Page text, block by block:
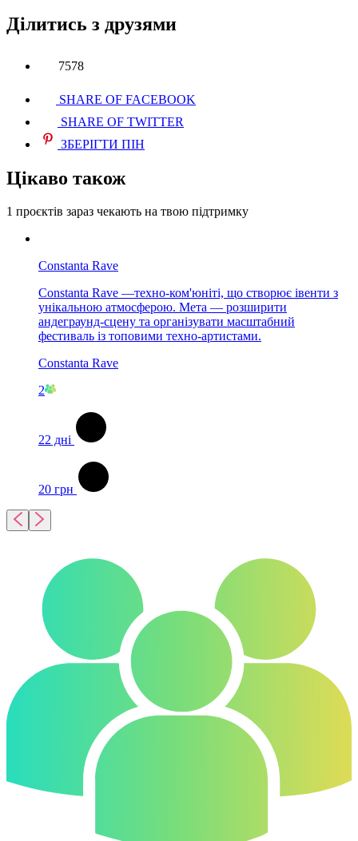
Ділитись з друзями
7578
SHARE OF FACEBOOK
SHARE OF TWITTER
ЗБЕРІГТИ ПІН
Цікаво також
1 проєктів зараз чекають на твою підтримку
Constanta Rave
Constanta Rave —техно-ком'юніті, що створює івенти з
унікальною атмосферою. Мета — розширити
андеграунд-сцену та організувати масштабний
фестиваль із топовими техно-артистами.
Constanta Rave
2
22 дні
20 грн